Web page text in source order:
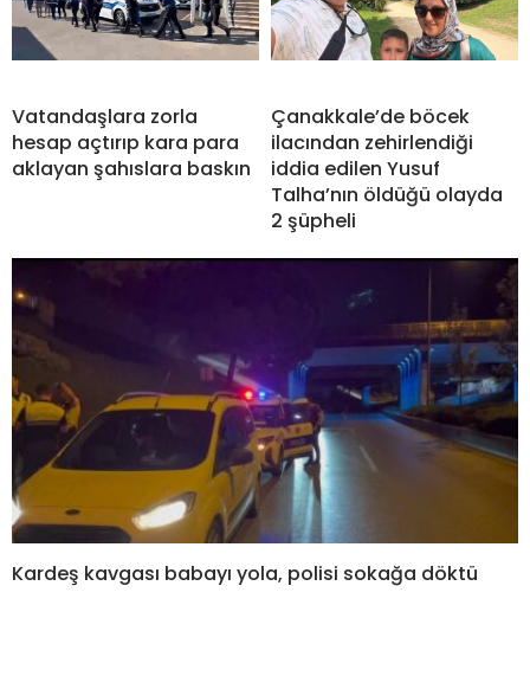
Vatandaşlara zorla
hesap açtırıp kara para
aklayan şahıslara baskın
Çanakkale’de böcek
ilacından zehirlendiği
iddia edilen Yusuf
Talha’nın öldüğü olayda
2 şüpheli
Kardeş kavgası babayı yola, polisi sokağa döktü